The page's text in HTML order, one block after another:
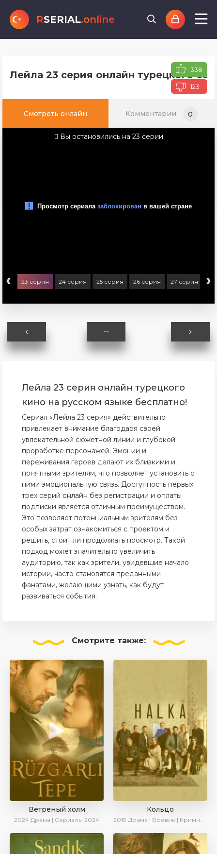
RSERIAL.online
Лейла 23 серия онлайн турецкого338
123
Смотреть онлайн Комментарии 0
Вы остановились на 23 серии
‹ 23 серия 24 серия 25 серия 26 серия 27 серия 28
›
Лейла 23 серия онлайн турецкого
кино на русском языке бесплатно!
Сериал «Лейла 23 серия» действительно
привлекает внимание благодаря своей
увлекательной сюжетной линии и глубокой
проработке персонажей. Эмоции и
переживания героев делают их близкими и
понятными зрителям, что позволяет установить с
ними эмоциональную связь. Доступность первых
трех серий онлайн без регистрации и оплаты
подписки является отличным преимуществом.
Это позволяет потенциальным зрителям без
особых затрат ознакомиться с проектом и
решить, стоит ли продолжать просмотр. Такой
подход может значительно увеличить
аудиторию, так как зрители, увидевшие начало
истории, часто становятся преданными
фанатами, желающими узнать, как будут
развиваться события.
Смотрите также:
Ветреный холм
2024 Драма | Сериалы 2024
Кольцо
2019 Драма | Боевик | Криминал